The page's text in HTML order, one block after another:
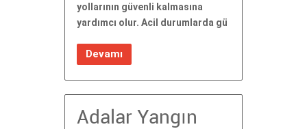
yollarının güvenli kalmasına
yardımcı olur. Acil durumlarda gü
Devamı
Adalar Yangın